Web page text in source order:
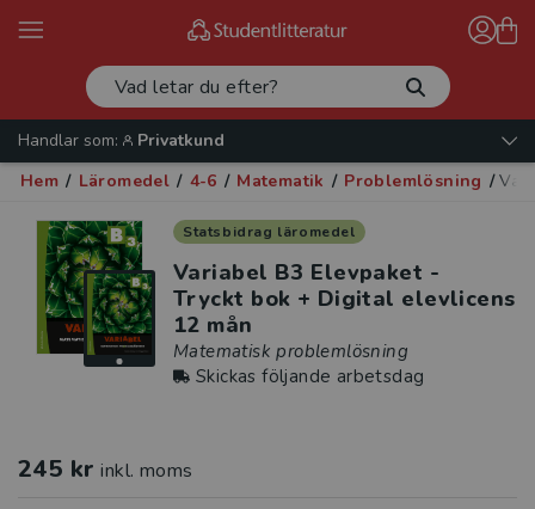
Handlar som:
Privatkund
Hem / Läromedel / 4-6 / Matematik / Problemlösning /
Statsbidrag läromedel
Variabel B3 Elevpaket -
Tryckt bok + Digital elevlicens
12 mån
Matematisk problemlösning
Skickas följande arbetsdag
245 kr inkl. moms